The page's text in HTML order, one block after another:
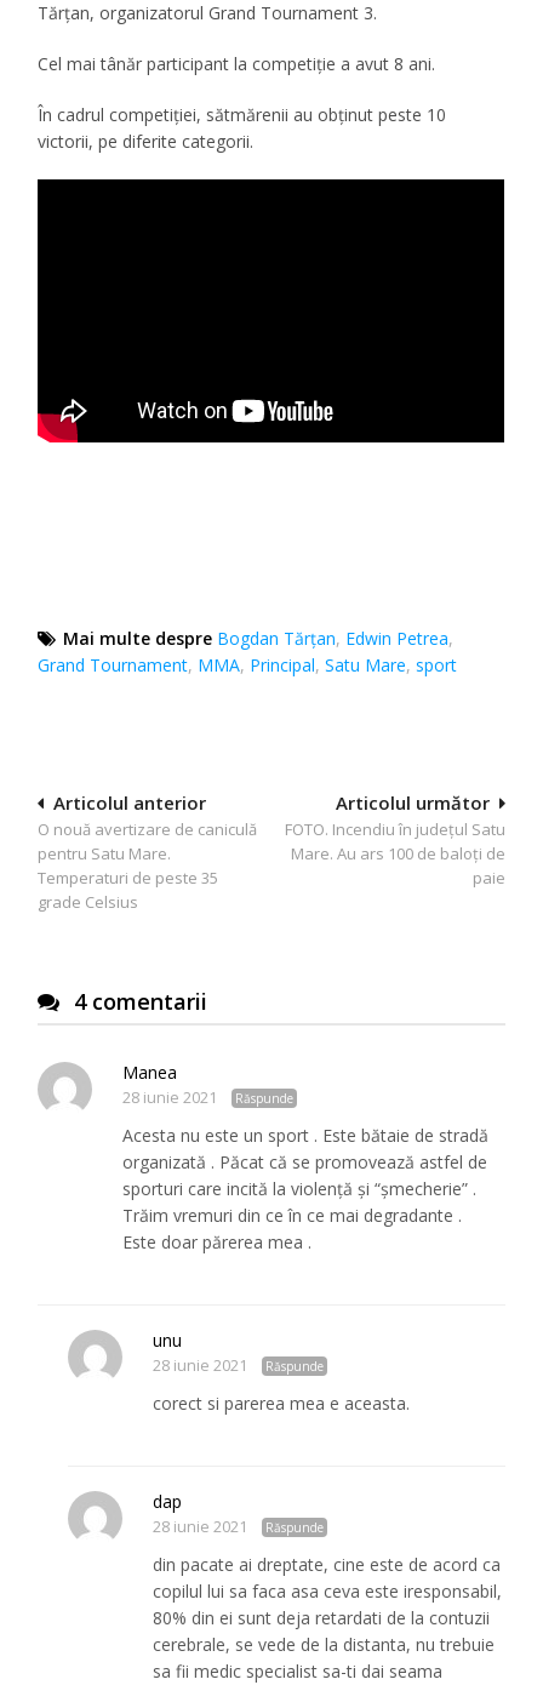
Tărţan, organizatorul Grand Tournament 3.
Cel mai tânăr participant la competiţie a avut 8 ani.
În cadrul competiţiei, sătmărenii au obţinut peste 10
victorii, pe diferite categorii.
Mai multe despre Bogdan Tărţan, Edwin Petrea,
Grand Tournament, MMA, Principal,Satu Mare,sport
Navigare
în
articole
Articolul următor
FOTO. Incendiu în județul Satu
Mare. Au ars 100 de baloți de
paie
Articolul anterior
O nouă avertizare de caniculă
pentru Satu Mare.
Temperaturi de peste 35
grade Celsius
4 comentarii
Manea
28 iunie 2021 Răspunde
Acesta nu este un sport . Este bătaie de stradă
organizată . Păcat că se promovează astfel de
sporturi care incită la violență și “șmecherie” .
Trăim vremuri din ce în ce mai degradante .
Este doar părerea mea .
unu
28 iunie 2021 Răspunde
corect si parerea mea e aceasta.
dap
28 iunie 2021 Răspunde
din pacate ai dreptate, cine este de acord ca
copilul lui sa faca asa ceva este iresponsabil,
80% din ei sunt deja retardati de la contuzii
cerebrale, se vede de la distanta, nu trebuie
sa fii medic specialist sa-ti dai seama